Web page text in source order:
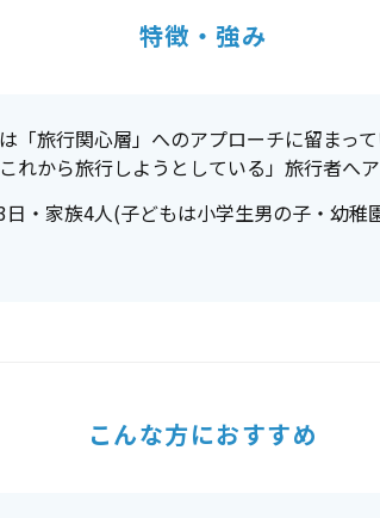
特徴・強み
「旅行関心層」へのアプローチに留まっ
れから旅行しようとしている」旅行者へア
・家族4人(子どもは小学生男の子・幼稚
こんな方におすすめ